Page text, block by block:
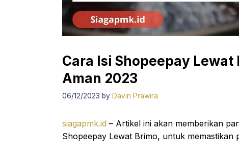
Cara Isi Shopeepay
Aman 2023
06/12/2023 by Davin Prawira
siagapmk.id – Artikel ini akan memberikan
Shopeepay Lewat Brimo, untuk memastikan